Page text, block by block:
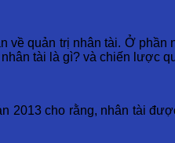
quản trị nhân tài. Ở
tài là gì? và chiến lược
2013 cho rằng, nhân tài